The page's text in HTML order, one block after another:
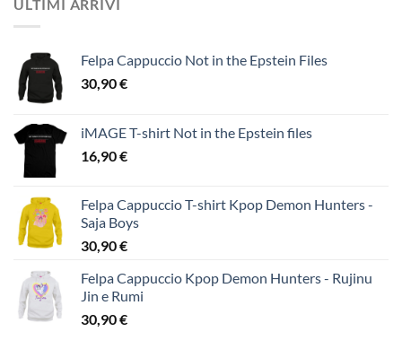
ULTIMI ARRIVI
Felpa Cappuccio Not in the Epstein Files
30,90€
iMAGE T-shirt Not in the Epstein files
16,90€
Felpa Cappuccio T-shirt Kpop Demon Hunters -
Saja Boys
30,90€
Felpa Cappuccio Kpop Demon Hunters - Rujinu
Jin e Rumi
30,90€